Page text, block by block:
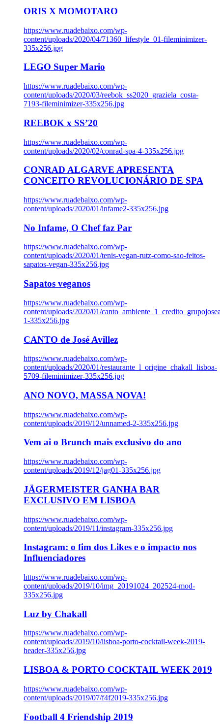
ORIS X MOMOTARO
https://www.ruadebaixo.com/wp-
content/uploads/2020/04/71360_lifestyle_01-fileminimizer-
335x256.jpg
LEGO Super Mario
https://www.ruadebaixo.com/wp-
content/uploads/2020/03/reebok_ss2020_graziela_costa-
7193-fileminimizer-335x256.jpg
REEBOK x SS’20
https://www.ruadebaixo.com/wp-
content/uploads/2020/02/conrad-spa-4-335x256.jpg
CONRAD ALGARVE APRESENTA
CONCEITO REVOLUCIONÁRIO DE SPA
https://www.ruadebaixo.com/wp-
content/uploads/2020/01/infame2-335x256.jpg
No Infame, O Chef faz Par
https://www.ruadebaixo.com/wp-
content/uploads/2020/01/tenis-vegan-rutz-como-sao-feitos-
sapatos-vegan-335x256.jpg
Sapatos veganos
https://www.ruadebaixo.com/wp-
content/uploads/2020/01/
1-335x256.jpg
CANTO de José Avillez
https://www.ruadebaixo.com/wp-
content/uploads/2020/01/restaurante_l_origine_chakall_lisboa-
5709-fileminimizer-335x256.jpg
ANO NOVO, MASSA NOVA!
https://www.ruadebaixo.com/wp-
content/uploads/2019/12/unnamed-2-335x256.jpg
Vem ai o Brunch mais exclusivo do ano
https://www.ruadebaixo.com/wp-
content/uploads/2019/12/jag01-335x256.jpg
JÄGERMEISTER GANHA BAR
EXCLUSIVO EM LISBOA
https://www.ruadebaixo.com/wp-
content/uploads/2019/11/instagram-335x256.jpg
Instagram: o fim dos Likes e o impacto nos
Influenciadores
https://www.ruadebaixo.com/wp-
content/uploads/2019/10/img_20191024_202524-mod-
335x256.jpg
Luz by Chakall
https://www.ruadebaixo.com/wp-
content/uploads/2019/10/lisboa-porto-cocktail-week-2019-
header-335x256.jpg
LISBOA & PORTO COCKTAIL WEEK 2019
https://www.ruadebaixo.com/wp-
content/uploads/2019/07/f4f2019-335x256.jpg
Football 4 Friendship 2019